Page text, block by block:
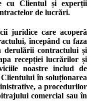
cu Clientul și experții
de lucrări.
juridice care acoperă
începând cu faza
derulării contractului și
recepției lucrărilor și
noastre includ de
Clientului în soluționarea
a procedurilor
comercial sau în